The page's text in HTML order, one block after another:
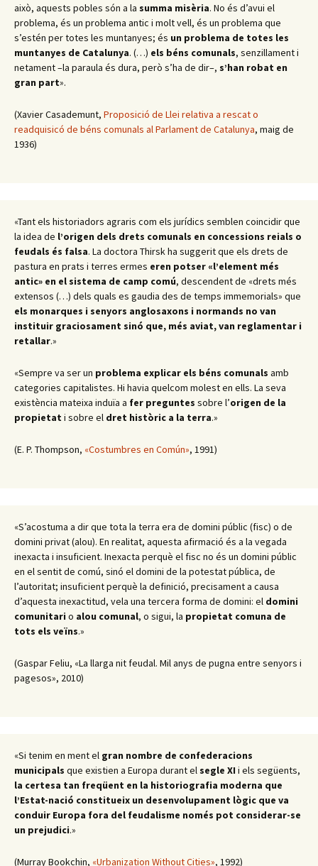
això, aquests pobles són a la summa misèria. No és d’avui el
problema, és un problema antic i molt vell, és un problema que
s’estén per totes les muntanyes; és un problema de totes les
muntanyes de Catalunya. (…) els béns comunals, senzillament i
netament –la paraula és dura, però s’ha de dir–, s’han robat en
gran part».
(Xavier Casademunt, Proposició de Llei relativa a rescat o
readquisicó de béns comunals al Parlament de Catalunya, maig de
1936)
«Tant els historiadors agraris com els jurídics semblen coincidir que
la idea de l’origen dels drets comunals en concessions reials o
feudals és falsa. La doctora Thirsk ha suggerit que els drets de
pastura en prats i terres ermes eren potser «l’element més
antic» en el sistema de camp comú, descendent de «drets més
extensos (…) dels quals es gaudia des de temps immemorials» que
els monarques i senyors anglosaxons i normands no van
instituir graciosament sinó que, més aviat, van reglamentar i
retallar.»
«Sempre va ser un problema explicar els béns comunals amb
categories capitalistes. Hi havia quelcom molest en ells. La seva
existència mateixa induïa a fer preguntes sobre l’origen de la
propietat i sobre el dret històric a la terra.»
(E. P. Thompson, «Costumbres en Común», 1991)
«S’acostuma a dir que tota la terra era de domini públic (fisc) o de
domini privat (alou). En realitat, aquesta afirmació és a la vegada
inexacta i insuficient. Inexacta perquè el fisc no és un domini públic
en el sentit de comú, sinó el domini de la potestat pública, de
l’autoritat; insuficient perquè la definició, precisament a causa
d’aquesta inexactitud, vela una tercera forma de domini: el domini
comunitari o alou comunal, o sigui, la propietat comuna de
tots els veïns.»
(Gaspar Feliu, «La llarga nit feudal. Mil anys de pugna entre senyors i
pagesos», 2010)
«Si tenim en ment el gran nombre de confederacions
municipals que existien a Europa durant el segle XI i els següents,
la certesa tan freqüent en la historiografia moderna que
l’Estat-nació constitueix un desenvolupament lògic que va
conduir Europa fora del feudalisme només pot considerar-se
un prejudici.»
(Murray Bookchin, «Urbanization Without Cities», 1992)